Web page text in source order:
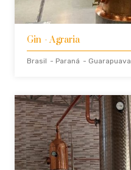
Gin - Agraria
Brasil - Paraná - Guarapuava